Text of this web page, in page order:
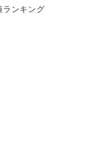
ランキング